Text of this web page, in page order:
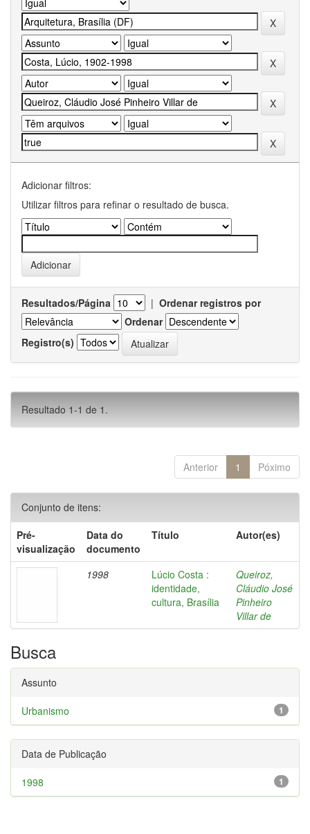
Adicionar filtros:
Utilizar filtros para refinar o resultado de busca.
Resultados/Página | Ordenar registros por
Ordenar
Registro(s)
Resultado 1-1 de 1.
Anterior 1 Póximo
Conjunto de itens:
Pré-
visualização
Data do
documento
Título Autor(es)
1998
Lúcio Costa :
identidade,
cultura, Brasília
Queiroz,
Cláudio José
Pinheiro
Villar de
Busca
Assunto
1
Urbanismo
Data de Publicação
1
1998